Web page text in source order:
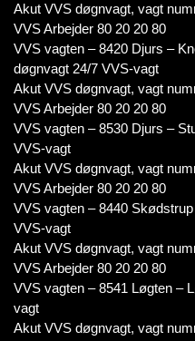
Akut VVS døgnvagt, vagt
VVS Arbejder 80 20 20 80
VVS vagten – 8420 Djurs –
døgnvagt 24/7 VVS-vagt
Akut VVS døgnvagt, vagt
VVS Arbejder 80 20 20 80
VVS vagten – 8530 Djurs –
VVS-vagt
Akut VVS døgnvagt, vagt
VVS Arbejder 80 20 20 80
VVS vagten – 8440
VVS-vagt
Akut VVS døgnvagt, vagt
VVS Arbejder 80 20 20 80
VVS vagten – 8541 Løgten –
vagt
Akut VVS døgnvagt, vagt